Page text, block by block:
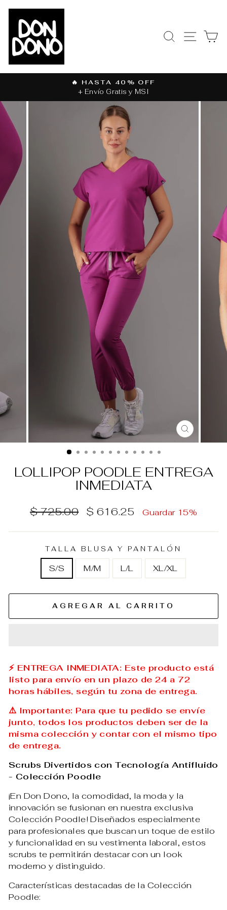
directamente
contenido
BUSCAR
diapositivas
pausa
🔥 HASTA 40% OFF
+ Envío Gratis y MSI
CERRAR
(ESC)
LOLLIPOP POODLE ENTREGA
INMEDIATA
Precio
$ 725.00
Precio
oferta
$ 616.25 Guardar 15%
TALLA BLUSA Y PANTALÓN
S/S M/M L/L XL/XL
AGREGAR AL CARRITO
⚡ ENTREGA INMEDIATA: Este producto está
listo para envío en un plazo de 24 a 72
horas hábiles, según tu zona de entrega.
⚠️ Importante: Para que tu pedido se envíe
junto, todos los productos deben ser de la
misma colección y contar con el mismo tipo
de entrega.
Scrubs Divertidos con Tecnología Antifluido
- Colección Poodle
¡En Don Dono, la comodidad, la moda y la
innovación se fusionan en nuestra exclusiva
Colección Poodle! Diseñados especialmente
para profesionales que buscan un toque de estilo
y funcionalidad en su vestimenta laboral, estos
scrubs te permitirán destacar con un look
moderno y distinguido.
Características destacadas de la Colección
Poodle: